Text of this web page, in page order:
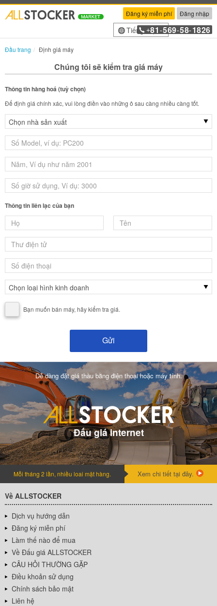
Đăng ký miễn phí Đăng nhập
Tiếng Việt
+81 -569-58-1826
Đầu trang Định giá máy
Chúng tôi sẽ kiểm tra giá máy
Thông tin hàng hoá (tuỳ chọn)
Để định giá chính xác, vui lòng điền vào những ô sau càng nhiều càng tốt.
Thông tin liên lạc của bạn
Bạn muốn bán máy, hãy kiểm tra giá.
Dễ dàng đặt giá thầu bằng điện thoại hoặc máy tính.
Đấu giá internet
Mỗi tháng 2 lần, nhiều loai mặt hàng. Xem chi tiết tại đây.
Về ALLSTOCKER
Dịch vụ hướng dẫn
Đăng ký miễn phí
Làm thế nào để mua
Về Đấu giá ALLSTOCKER
CÂU HỎI THƯỜNG GẶP
Điều khoản sử dụng
Chính sách bảo mật
Liên hệ